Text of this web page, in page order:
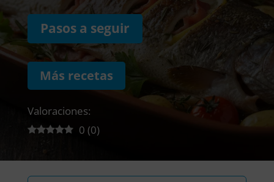
Pasos a seguir
Más recetas
Valoraciones:
0 (0)